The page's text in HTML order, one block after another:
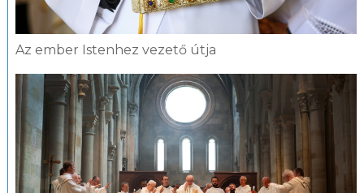
Az ember Istenhez vezető útja